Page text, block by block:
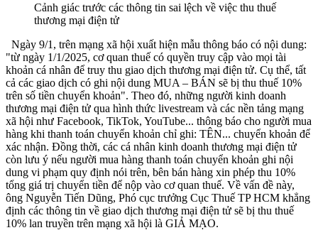
Cảnh giác trước các thông tin sai lệch về việc thu thuế
thương mại điện tử
Ngày 9/1, trên mạng xã hội xuất hiện mẫu thông báo có nội dung:
"từ ngày 1/1/2025, cơ quan thuế có quyền truy cập vào mọi tài
khoản cá nhân để truy thu giao dịch thương mại điện tử. Cụ thể, tất
cả các giao dịch có ghi nội dung MUA – BÁN sẽ bị thu thuế 10%
trên số tiền chuyển khoản". Theo đó, những người kinh doanh
thương mại điện tử qua hình thức livestream và các nền tảng mạng
xã hội như Facebook, TikTok, YouTube... thông báo cho người mua
hàng khi thanh toán chuyển khoản chỉ ghi: TÊN... chuyển khoản để
xác nhận. Đồng thời, các cá nhân kinh doanh thương mại điện tử
còn lưu ý nếu người mua hàng thanh toán chuyển khoản ghi nội
dung vi phạm quy định nói trên, bên bán hàng xin phép thu 10%
tổng giá trị chuyển tiền để nộp vào cơ quan thuế. Về vấn đề này,
ông Nguyễn Tiến Dũng, Phó cục trưởng Cục Thuế TP HCM khẳng
định các thông tin về giao dịch thương mại điện tử sẽ bị thu thuế
10% lan truyền trên mạng xã hội là GIẢ MẠO.